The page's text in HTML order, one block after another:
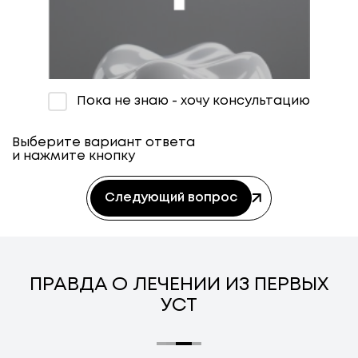
Пока не знаю - хочу консультацию
Выберите вариант ответа
и нажмите кнопку
Следующий вопрос
ПРАВДА О ЛЕЧЕНИИ ИЗ ПЕРВЫХ
УСТ